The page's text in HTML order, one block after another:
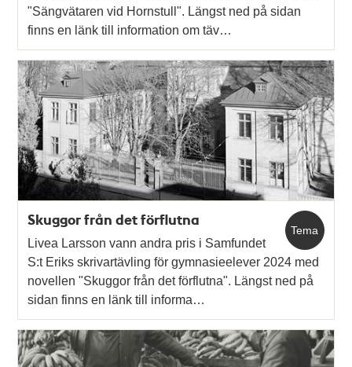
"Sängvätaren vid Hornstull". Längst ned på sidan
finns en länk till information om täv…
Tema
Skuggor från det förflutna
Livea Larsson vann andra pris i Samfundet
S:t Eriks skrivartävling för gymnasieelever 2024 med
novellen "Skuggor från det förflutna". Längst ned på
sidan finns en länk till informa…